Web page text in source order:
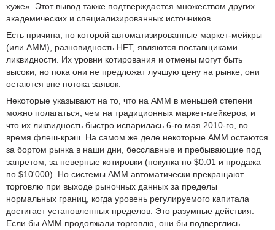
хуже». Этот вывод также подтверждается множеством других
академических и специализированных источников.
Есть причина, по которой автоматизированные маркет-мейкры
(или АММ), разновидность HFT, являются поставщиками
ликвидности. Их уровни котирования и отмены могут быть
высоки, но пока они не предложат лучшую цену на рынке, они
остаются вне потока заявок.
Некоторые указывают на то, что на АММ в меньшей степени
можно полагаться, чем на традиционных маркет-мейкеров, и
что их ликвидность быстро испарилась 6-го мая 2010-го, во
время флеш-крэш. На самом же деле некоторые АММ остаются
за бортом рынка в наши дни, бесславные и пребывающие под
запретом, за неверные котировки (покупка по $0.01 и продажа
по $10'000). Но системы АММ автоматически прекращают
торговлю при выходе рыночных данных за пределы
нормальных границ, когда уровень регулируемого капитала
достигает установленных пределов. Это разумные действия.
Если бы АММ продолжали торговлю, они бы подверглись